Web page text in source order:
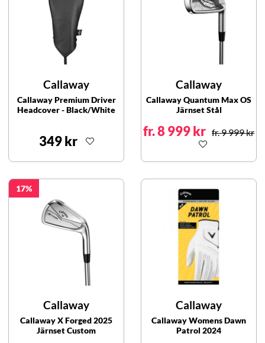
Callaway
Callaway Premium Driver
Headcover - Black/White
349 kr
Callaway
Callaway Quantum Max OS
Järnset Stål
fr. 8 999 kr fr. 9 999 kr
17
Callaway
Callaway X Forged 2025
Järnset Custom
Callaway
Callaway Womens Dawn
Patrol 2024